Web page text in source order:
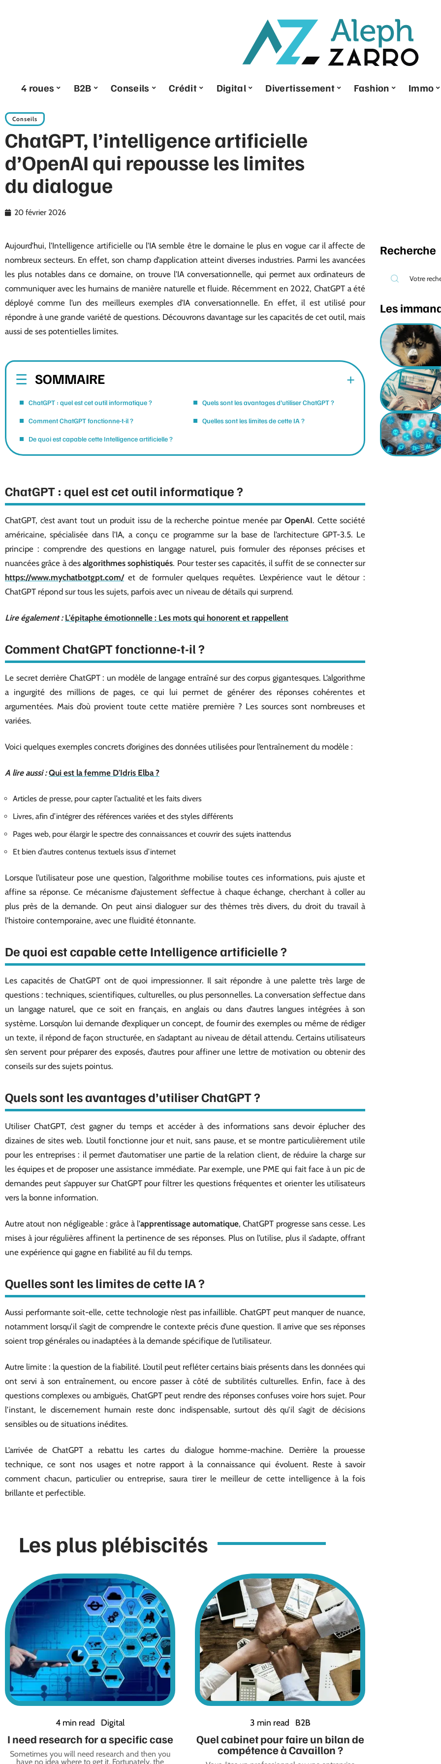
4 roues B2B Conseils Crédit Digital Divertissement Fashion Immo
Conseils
ChatGPT, l’intelligence artificielle
d’OpenAI qui repousse les limites
du dialogue
20 février 2026
Aujourd’hui, l’Intelligence artificielle ou l’IA semble être le domaine le plus en vogue car il affecte de
nombreux secteurs. En effet, son champ d’application atteint diverses industries. Parmi les avancées
les plus notables dans ce domaine, on trouve l’IA conversationnelle, qui permet aux ordinateurs de
communiquer avec les humains de manière naturelle et fluide. Récemment en 2022, ChatGPT a été
déployé comme l’un des meilleurs exemples d’IA conversationnelle. En effet, il est utilisé pour
répondre à une grande variété de questions. Découvrons davantage sur les capacités de cet outil, mais
aussi de ses potentielles limites.
SOMMAIRE
ChatGPT : quel est cet outil informatique ?
Comment ChatGPT fonctionne-t-il ?
De quoi est capable cette Intelligence artificielle ?
Quels sont les avantages d’utiliser ChatGPT ?
Quelles sont les limites de cette IA ?
ChatGPT : quel est cet outil informatique ?
ChatGPT, c’est avant tout un produit issu de la recherche pointue menée parOpenAI. Cette société
américaine, spécialisée dans l’IA, a conçu ce programme sur la base de l’architecture GPT-3.5. Le
principe : comprendre des questions en langage naturel, puis formuler des réponses précises et
nuancées grâce à desalgorithmes sophistiqués. Pour tester ses capacités, il suffit de se connecter sur
https://www.mychatbotgpt.com/et de formuler quelques requêtes. L’expérience vaut le détour :
ChatGPT répond sur tous les sujets, parfois avec un niveau de détails qui surprend.
Lire également : L'épitaphe émotionnelle : Les mots qui honorent et rappellent
Comment ChatGPT fonctionne-t-il ?
Le secret derrière ChatGPT : un modèle de langage entraîné sur des corpus gigantesques. L’algorithme
a ingurgité des millions de pages, ce qui lui permet de générer des réponses cohérentes et
argumentées. Mais d’où provient toute cette matière première ? Les sources sont nombreuses et
variées.
Voici quelques exemples concrets d’origines des données utilisées pour l’entraînement du modèle :
A lire aussi : Qui est la femme D'Idris Elba ?
Articles de presse, pour capter l’actualité et les faits divers
Livres, afin d’intégrer des références variées et des styles différents
Pages web, pour élargir le spectre des connaissances et couvrir des sujets inattendus
Et bien d’autres contenus textuels issus d’internet
Lorsque l’utilisateur pose une question, l’algorithme mobilise toutes ces informations, puis ajuste et
affine sa réponse. Ce mécanisme d’ajustement s’effectue à chaque échange, cherchant à coller au
plus près de la demande. On peut ainsi dialoguer sur des thèmes très divers, du droit du travail à
l’histoire contemporaine, avec une fluidité étonnante.
De quoi est capable cette Intelligence artificielle ?
Les capacités de ChatGPT ont de quoi impressionner. Il sait répondre à une palette très large de
questions : techniques, scientifiques, culturelles, ou plus personnelles. La conversation s’effectue dans
un langage naturel, que ce soit en français, en anglais ou dans d’autres langues intégrées à son
système. Lorsqu’on lui demande d’expliquer un concept, de fournir des exemples ou même de rédiger
un texte, il répond de façon structurée, en s’adaptant au niveau de détail attendu. Certains utilisateurs
s’en servent pour préparer des exposés, d’autres pour affiner une lettre de motivation ou obtenir des
conseils sur des sujets pointus.
Quels sont les avantages d’utiliser ChatGPT ?
Utiliser ChatGPT, c’est gagner du temps et accéder à des informations sans devoir éplucher des
dizaines de sites web. L’outil fonctionne jour et nuit, sans pause, et se montre particulièrement utile
pour les entreprises : il permet d’automatiser une partie de la relation client, de réduire la charge sur
les équipes et de proposer une assistance immédiate. Par exemple, une PME qui fait face à un pic de
demandes peut s’appuyer sur ChatGPT pour filtrer les questions fréquentes et orienter les utilisateurs
vers la bonne information.
Autre atout non négligeable : grâce à l’apprentissage automatique, ChatGPT progresse sans cesse. Les
mises à jour régulières affinent la pertinence de ses réponses. Plus on l’utilise, plus il s’adapte, offrant
une expérience qui gagne en fiabilité au fil du temps.
Quelles sont les limites de cette IA ?
Aussi performante soit-elle, cette technologie n’est pas infaillible. ChatGPT peut manquer de nuance,
notamment lorsqu’il s’agit de comprendre le contexte précis d’une question. Il arrive que ses réponses
soient trop générales ou inadaptées à la demande spécifique de l’utilisateur.
Autre limite : la question de la fiabilité. L’outil peut refléter certains biais présents dans les données qui
ont servi à son entraînement, ou encore passer à côté de subtilités culturelles. Enfin, face à des
questions complexes ou ambiguës, ChatGPT peut rendre des réponses confuses voire hors sujet. Pour
l’instant, le discernement humain reste donc indispensable, surtout dès qu’il s’agit de décisions
sensibles ou de situations inédites.
L’arrivée de ChatGPT a rebattu les cartes du dialogue homme-machine. Derrière la prouesse
technique, ce sont nos usages et notre rapport à la connaissance qui évoluent. Reste à savoir
comment chacun, particulier ou entreprise, saura tirer le meilleur de cette intelligence à la fois
brillante et perfectible.
Les plus plébiscités
4 min read Digital
I need research for a specific case
Sometimes you will need research and then you
have no idea where to get it. Fortunately, the
3 min read B2B
Quel cabinet pour faire un bilan de
compétence à Cavaillon ?
Recherche
Les